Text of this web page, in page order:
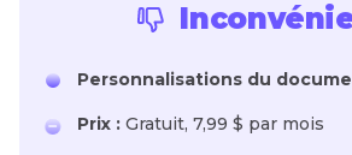
Personnalisations du
Prix : Gratuit, 7,99 $ par mois